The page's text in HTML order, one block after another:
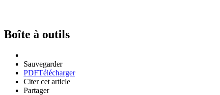
Boîte à outils
Sauvegarder
PDFTélécharger
Citer cet article
Partager